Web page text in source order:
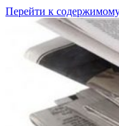
Перейти к